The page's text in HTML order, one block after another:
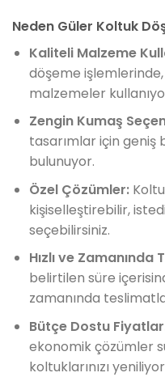
Neden Güler Koltuk
Kaliteli Malzeme
döşeme
malzemeler
Zengin Kumaş
tasarımlar için geniş
bulunuyor.
Özel Çözümler:
kişiselleştirebilir,
seçebilirsiniz.
Hızlı ve Zamanında
belirtilen süre
zamanında
Bütçe Dostu
ekonomik çözümler
koltuklarınızı